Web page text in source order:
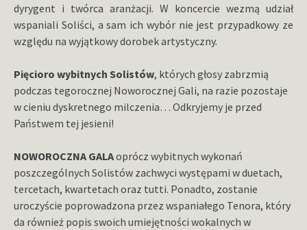
dyrygent i twórca aranżacji. W koncercie wezmą udział
wspaniali Soliści, a sam ich wybór nie jest przypadkowy ze
względu na wyjątkowy dorobek artystyczny.
Pięcioro wybitnych Solistów, których głosy zabrzmią
podczas tegorocznej Noworocznej Gali, na razie pozostaje
w cieniu dyskretnego milczenia… Odkryjemy je przed
Państwem tej jesieni!
NOWOROCZNA GALAoprócz wybitnych wykonań
poszczególnych Solistów zachwyci występami w duetach,
tercetach, kwartetach oraz tutti. Ponadto, zostanie
uroczyście poprowadzona przez wspaniałego Tenora, który
da również popis swoich umiejętności wokalnych w